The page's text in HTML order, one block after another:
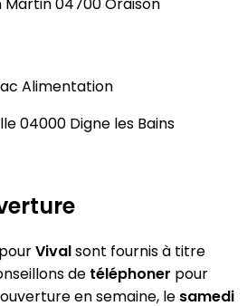
Alimentation
04000 Digne les Bains
Vivalsont fournis à titre
de téléphoner pour
en semaine, le samedi